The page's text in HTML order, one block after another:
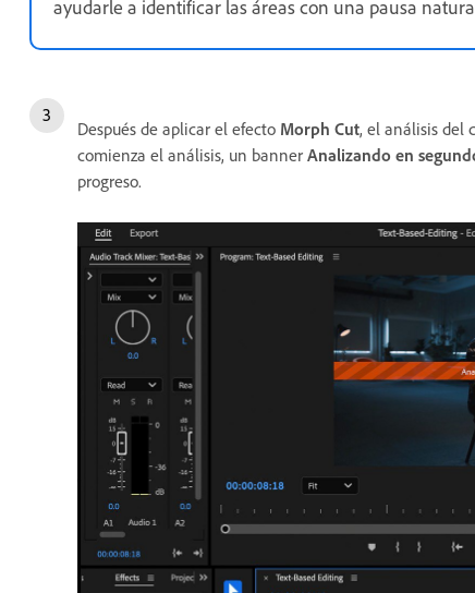
ayudarle a identificar las áreas con una pausa
Después de aplicar el efecto Morph Cut, el análisis del
comienza el análisis, un banner Analizando en
progreso.